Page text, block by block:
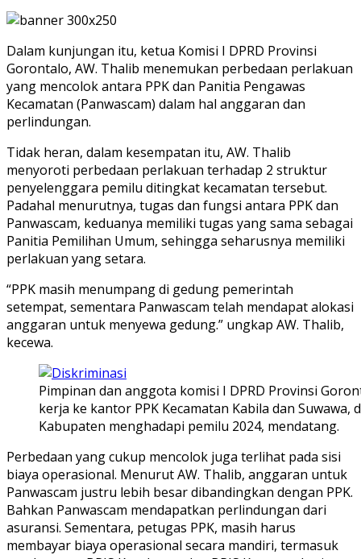
Dalam kunjungan itu, ketua Komisi I DPRD Provinsi
Gorontalo, AW. Thalib menemukan perbedaan perlakuan
yang mencolok antara PPK dan Panitia Pengawas
Kecamatan (Panwascam) dalam hal anggaran dan
perlindungan.
Tidak heran, dalam kesempatan itu, AW. Thalib
menyoroti perbedaan perlakuan terhadap 2 struktur
penyelenggara pemilu ditingkat kecamatan tersebut.
Padahal menurutnya, tugas dan fungsi antara PPK dan
Panwascam, keduanya memiliki tugas yang sama sebagai
Panitia Pemilihan Umum, sehingga seharusnya memiliki
perlakuan yang setara.
“PPK masih menumpang di gedung pemerintah
setempat, sementara Panwascam telah mendapat alokasi
anggaran untuk menyewa gedung.” ungkap AW. Thalib,
kecewa.
Pimpinan dan anggota komisi I DPRD Provinsi
kerja ke kantor PPK Kecamatan Kabila dan
Kabupaten menghadapi pemilu 2024, mendatang.
Perbedaan yang cukup mencolok juga terlihat pada sisi
biaya operasional. Menurut AW. Thalib, anggaran untuk
Panwascam justru lebih besar dibandingkan dengan PPK.
Bahkan Panwascam mendapatkan perlindungan dari
asuransi. Sementara, petugas PPK, masih harus
membayar biaya operasional secara mandiri, termasuk